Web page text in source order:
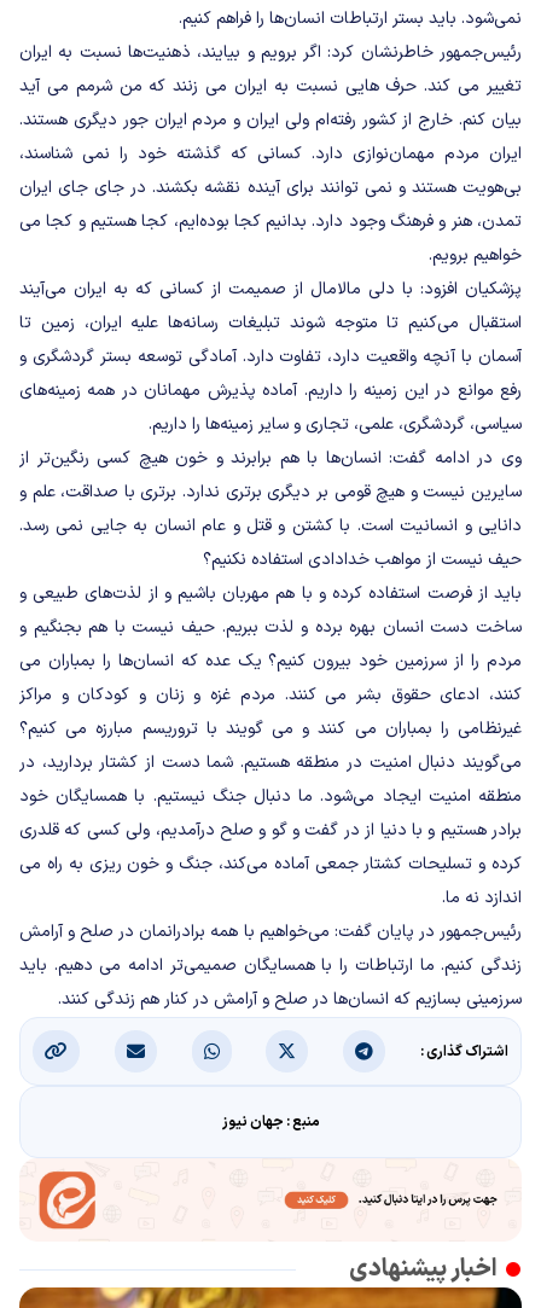
نمی‌شود. باید بستر ارتباطات انسان‌ها را فراهم کنیم.
رئیس‌جمهور خاطرنشان کرد: اگر برویم و بیایند، ذهنیت‌ها نسبت به ایران
تغییر می کند. حرف هایی نسبت به ایران می زنند که من شرمم می آید
بیان کنم. خارج از کشور رفته‌ام ولی ایران و مردم ایران جور دیگری هستند.
ایران مردم مهمان‌نوازی دارد. کسانی که گذشته خود را نمی شناسند،
بی‌هویت هستند و نمی توانند برای آینده نقشه بکشند. در جای جای ایران
تمدن، هنر و فرهنگ وجود دارد. بدانیم کجا بوده‌ایم، کجا هستیم و کجا می
خواهیم برویم.
پزشکیان افزود: با دلی مالامال از صمیمت از کسانی که به ایران می‌آیند
استقبال می‌کنیم تا متوجه شوند تبلیغات رسانه‌ها علیه ایران، زمین تا
آسمان با آنچه واقعیت دارد، تفاوت دارد. آمادگی توسعه بستر گردشگری و
رفع موانع در این زمینه را داریم. آماده پذیرش مهمانان در همه زمینه‌های
سیاسی، گردشگری، علمی، تجاری و سایر زمینه‌ها را داریم.
وی در ادامه گفت: انسان‌ها با هم برابرند و خون هیچ کسی رنگین‌تر از
سایرین نیست و هیچ قومی بر دیگری برتری ندارد. برتری با صداقت، علم و
دانایی و انسانیت است. با کشتن و قتل و عام انسان به جایی نمی رسد.
حیف نیست از مواهب خدادادی استفاده نکنیم؟
باید از فرصت استفاده کرده و با هم مهربان باشیم و از لذت‌های طبیعی و
ساخت دست انسان بهره برده و لذت ببریم. حیف نیست با هم بجنگیم و
مردم را از سرزمین خود بیرون کنیم؟ یک عده که انسان‌ها را بمباران می
کنند، ادعای حقوق بشر می کنند. مردم غزه و زنان و کودکان و مراکز
غیرنظامی را بمباران می کنند و می گویند با تروریسم مبارزه می کنیم؟
می‌گویند دنبال امنیت در منطقه هستیم. شما دست از کشتار بردارید، در
منطقه امنیت ایجاد می‌شود. ما دنبال جنگ نیستیم. با همسایگان خود
برادر هستیم و با دنیا از در گفت و گو و صلح درآمدیم، ولی کسی که قلدری
کرده و تسلیحات کشتار جمعی آماده می‌کند، جنگ و خون ریزی به راه می
اندازد نه ما.
رئیس‌جمهور در پایان گفت: می‌خواهیم با همه برادرانمان در صلح و آرامش
زندگی کنیم. ما ارتباطات را با همسایگان صمیمی‌تر ادامه می دهیم. باید
سرزمینی بسازیم که انسان‌ها در صلح و آرامش در کنار هم زندگی کنند.
اشتراک گذاری :
منبع : جهان نیوز
اخبار پیشنهادی